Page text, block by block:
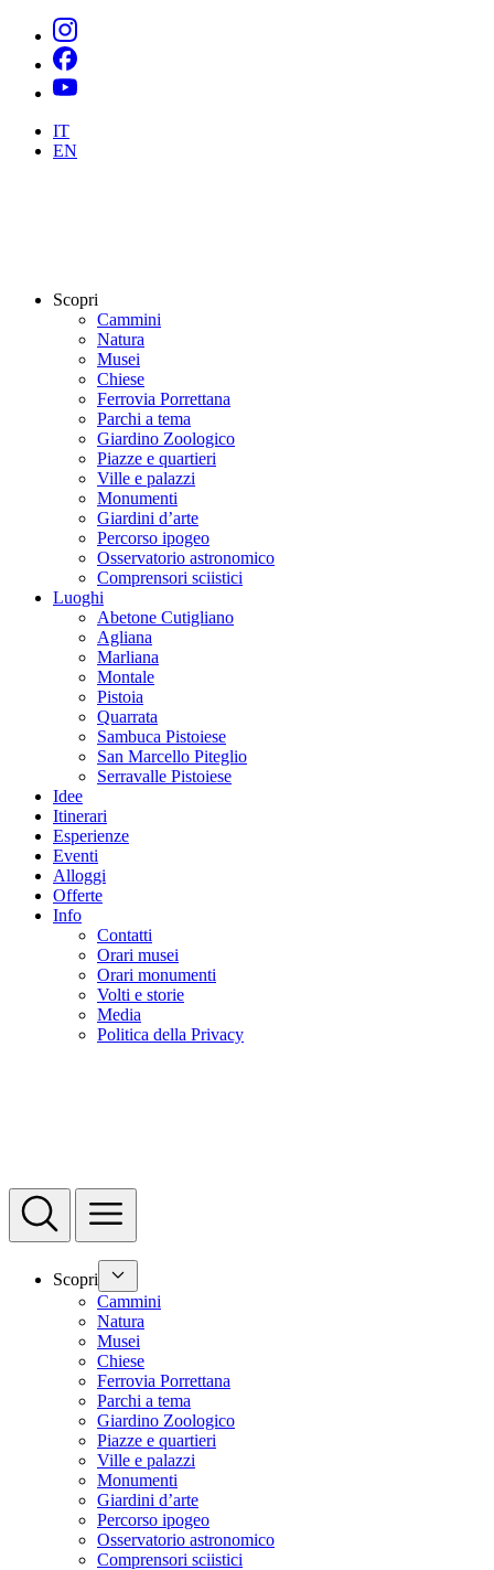
IT
EN
Scopri
Cammini
Natura
Musei
Chiese
Ferrovia Porrettana
Parchi a tema
Giardino Zoologico
Piazze e quartieri
Ville e palazzi
Monumenti
Giardini d’arte
Percorso ipogeo
Osservatorio astronomico
Comprensori sciistici
Luoghi
Abetone Cutigliano
Agliana
Marliana
Montale
Pistoia
Quarrata
Sambuca Pistoiese
San Marcello Piteglio
Serravalle Pistoiese
Idee
Itinerari
Esperienze
Eventi
Alloggi
Offerte
Info
Contatti
Orari musei
Orari monumenti
Volti e storie
Media
Politica della Privacy
Scopri
Cammini
Natura
Musei
Chiese
Ferrovia Porrettana
Parchi a tema
Giardino Zoologico
Piazze e quartieri
Ville e palazzi
Monumenti
Giardini d’arte
Percorso ipogeo
Osservatorio astronomico
Comprensori sciistici